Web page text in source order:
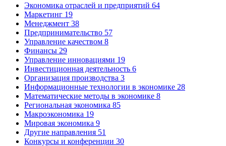
Экономика отраслей и предприятий 64
Маркетинг 19
Менеджмент 38
Предпринимательство 57
Управление качеством 8
Финансы 29
Управление инновациями 19
Инвестиционная деятельность 6
Организация производства 3
Информационные технологии в экономике 28
Математические методы в экономике 8
Региональная экономика 85
Макроэкономика 19
Мировая экономика 9
Другие направления 51
Конкурсы и конференции 30